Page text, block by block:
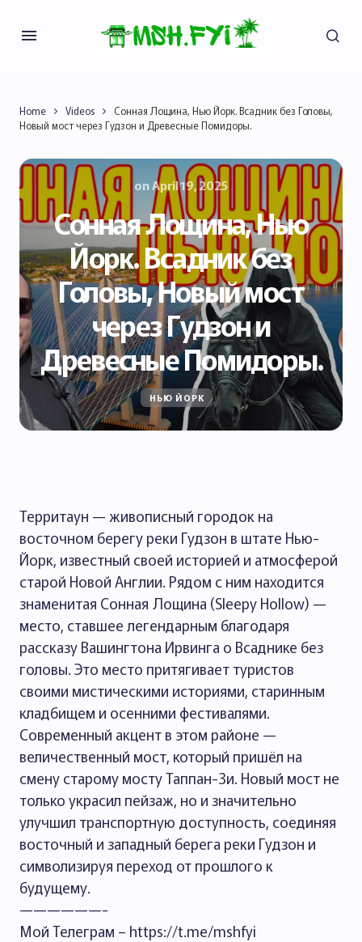
Home Videos
Сонная Лощина, Нью Йорк. Всадник без Головы,
Новый мост через Гудзон и Древесные Помидоры.
onApril 19, 2025
Сонная Лощина, Нью
Йорк. Всадник без
Головы, Новый мост
через Гудзон и
Древесные Помидоры.
НЬЮ ЙОРК
Территаун — живописный городок на
восточном берегу реки Гудзон в штате Нью-
Йорк, известный своей историей и атмосферой
старой Новой Англии. Рядом с ним находится
знаменитая Сонная Лощина (Sleepy Hollow) —
место, ставшее легендарным благодаря
рассказу Вашингтона Ирвинга о Всаднике без
головы. Это место притягивает туристов
своими мистическими историями, старинным
кладбищем и осенними фестивалями.
Современный акцент в этом районе —
величественный мост, который пришёл на
смену старому мосту Таппан-Зи. Новый мост не
только украсил пейзаж, но и значительно
улучшил транспортную доступность, соединяя
восточный и западный берега реки Гудзон и
символизируя переход от прошлого к
будущему.
——————-
Мой Телеграм – https://t.me/mshfyi